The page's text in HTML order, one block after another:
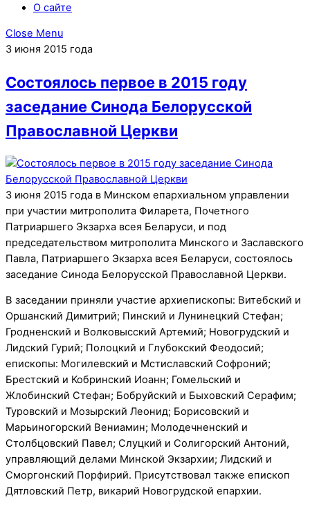
О сайте
Close Menu
3 июня 2015 года
Состоялось первое в 2015 году
заседание Синода Белорусской
Православной Церкви
3 июня 2015 года в Минском епархиальном управлении
при участии митрополита Филарета, Почетного
Патриаршего Экзарха всея Беларуси, и под
председательством митрополита Минского и Заславского
Павла, Патриаршего Экзарха всея Беларуси, состоялось
заседание Синода Белорусской Православной Церкви.
В заседании приняли участие архиепископы: Витебский и
Оршанский Димитрий; Пинский и Лунинецкий Стефан;
Гродненский и Волковысский Артемий; Новогрудский и
Лидский Гурий; Полоцкий и Глубокский Феодосий;
епископы: Могилевский и Мстиславский Софроний;
Брестский и Кобринский Иоанн; Гомельский и
Жлобинский Стефан; Бобруйский и Быховский Серафим;
Туровский и Мозырский Леонид; Борисовский и
Марьиногорский Вениамин; Молодечненский и
Столбцовский Павел; Слуцкий и Солигорский Антоний,
управляющий делами Минской Экзархии; Лидский и
Сморгонский Порфирий. Присутствовал также епископ
Дятловский Петр, викарий Новогрудской епархии.